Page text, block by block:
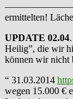
———————– wir
ermittelten!
UPDATE 02.04
Heilig”, die wir
können wir nicht
“ 31.03.2014
wegen 15.000 €